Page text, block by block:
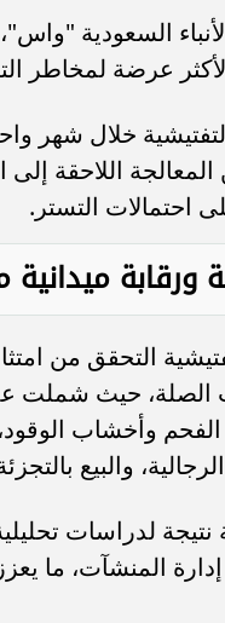
السعودية
عرضة لمخاطر
خلال شهر
اللاحقة
احتمالات التستر.
التحقق من
الصلة، حيث شملت
وأخشاب
والبيع
نتيجة لدراسات
إدارة المنشآت، ما
الافتتاح وسط ضغوط